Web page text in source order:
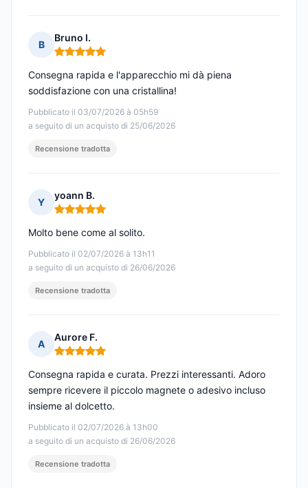
B
Bruno I.
Nota: 5 su 5
Pubblicato il 03/07/2026 à 05h59
a seguito di un acquisto di 25/06/2026
Consegna rapida e l'apparecchio mi dà piena
soddisfazione con una cristallina!
Recensione tradotta
Y
yoann B.
Nota: 5 su 5
Pubblicato il 02/07/2026 à 13h11
a seguito di un acquisto di 26/06/2026
Molto bene come al solito.
Recensione tradotta
A
Aurore F.
Nota: 5 su 5
Pubblicato il 02/07/2026 à 13h00
a seguito di un acquisto di 26/06/2026
Consegna rapida e curata. Prezzi interessanti. Adoro
sempre ricevere il piccolo magnete o adesivo incluso
insieme al dolcetto.
Recensione tradotta